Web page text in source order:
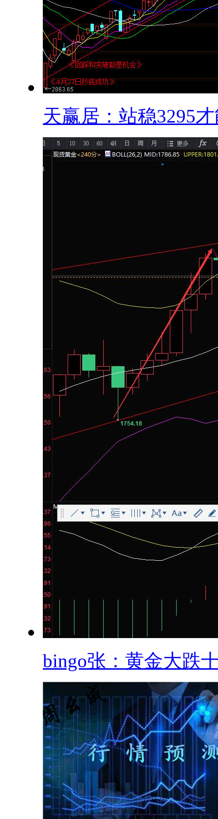
天赢居：站稳3295
bingo张：黄金大跌